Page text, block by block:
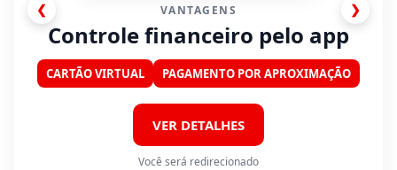
❮ ❯
VANTAGENS
Controle financeiro pelo app
CARTÃO VIRTUAL PAGAMENTO POR APROXIMAÇÃO
VER DETALHES
Você será redirecionado